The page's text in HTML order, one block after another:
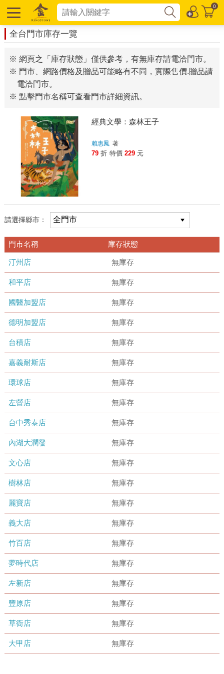
0
全台門市庫存一覽
※ 網頁之「庫存狀態」僅供參考，有無庫存請電洽門市。
※ 門市、網路價格及贈品可能略有不同，實際售價.贈品請
電洽門市。
※ 點擊門市名稱可查看門市詳細資訊。
經典文學：森林王子
賴惠鳳 著
79 折 特價 229 元
請選擇縣市：
門市名稱 庫存狀態
汀州店 無庫存
和平店 無庫存
國醫加盟店 無庫存
德明加盟店 無庫存
台積店 無庫存
嘉義耐斯店 無庫存
環球店 無庫存
左營店 無庫存
台中秀泰店 無庫存
內湖大潤發 無庫存
文心店 無庫存
樹林店 無庫存
麗寶店 無庫存
義大店 無庫存
竹百店 無庫存
夢時代店 無庫存
左新店 無庫存
豐原店 無庫存
草衙店 無庫存
大甲店 無庫存